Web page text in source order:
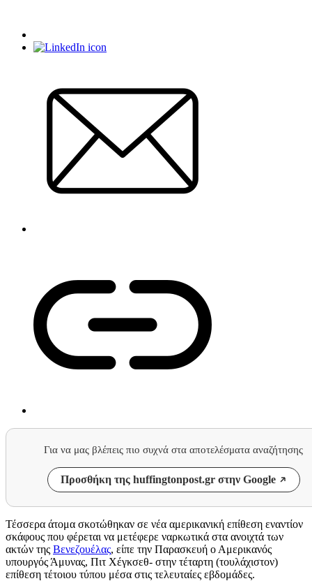
Για να μας βλέπεις πιο συχνά στα αποτελέσματα αναζήτησης
Προσθήκη της huffingtonpost.gr στην Google
Τέσσερα άτομα σκοτώθηκαν σε νέα αμερικανική επίθεση εναντίον
σκάφους που φέρεται να μετέφερε ναρκωτικά στα ανοιχτά των
ακτών της Βενεζουέλας, είπε την Παρασκευή ο Αμερικανός
υπουργός Άμυνας, Πιτ Χέγκσεθ- στην τέταρτη (τουλάχιστον)
επίθεση τέτοιου τύπου μέσα στις τελευταίες εβδομάδες.